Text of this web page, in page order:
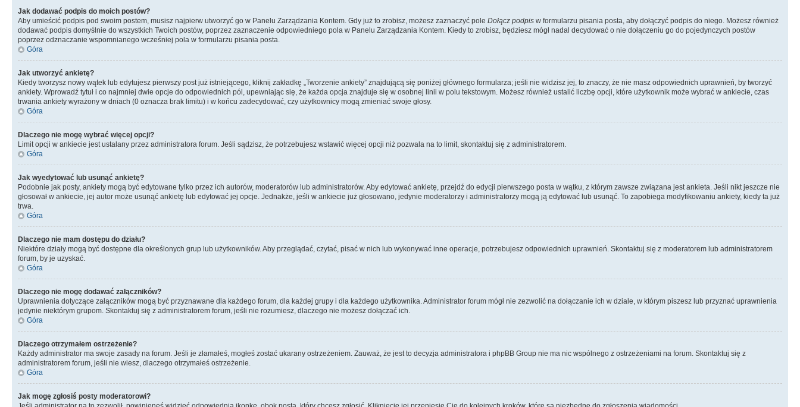
Jak dodawać podpis do moich postów?
Aby umieścić podpis pod swoim postem, musisz najpierw utworzyć go w Panelu Zarządzania Kontem. Gdy już to zrobisz, możesz zaznaczyć pole Dołącz podpis w formularzu pisania posta, aby dołączyć podpis do niego. Możesz również
dodawać podpis domyślnie do wszystkich Twoich postów, poprzez zaznaczenie odpowiedniego pola w Panelu Zarządzania Kontem. Kiedy to zrobisz, będziesz mógł nadal decydować o nie dołączeniu go do pojedynczych postów
poprzez odznaczanie wspomnianego wcześniej pola w formularzu pisania posta.
Góra
Jak utworzyć ankietę?
Kiedy tworzysz nowy wątek lub edytujesz pierwszy post już istniejącego, kliknij zakładkę „Tworzenie ankiety” znajdującą się poniżej głównego formularza; jeśli nie widzisz jej, to znaczy, że nie masz odpowiednich uprawnień, by tworzyć
ankiety. Wprowadź tytuł i co najmniej dwie opcje do odpowiednich pól, upewniając się, że każda opcja znajduje się w osobnej linii w polu tekstowym. Możesz również ustalić liczbę opcji, które użytkownik może wybrać w ankiecie, czas
trwania ankiety wyrażony w dniach (0 oznacza brak limitu) i w końcu zadecydować, czy użytkownicy mogą zmieniać swoje głosy.
Góra
Dlaczego nie mogę wybrać więcej opcji?
Limit opcji w ankiecie jest ustalany przez administratora forum. Jeśli sądzisz, że potrzebujesz wstawić więcej opcji niż pozwala na to limit, skontaktuj się z administratorem.
Góra
Jak wyedytować lub usunąć ankietę?
Podobnie jak posty, ankiety mogą być edytowane tylko przez ich autorów, moderatorów lub administratorów. Aby edytować ankietę, przejdź do edycji pierwszego posta w wątku, z którym zawsze związana jest ankieta. Jeśli nikt jeszcze nie
głosował w ankiecie, jej autor może usunąć ankietę lub edytować jej opcje. Jednakże, jeśli w ankiecie już głosowano, jedynie moderatorzy i administratorzy mogą ją edytować lub usunąć. To zapobiega modyfikowaniu ankiety, kiedy ta już
trwa.
Góra
Dlaczego nie mam dostępu do działu?
Niektóre działy mogą być dostępne dla określonych grup lub użytkowników. Aby przeglądać, czytać, pisać w nich lub wykonywać inne operacje, potrzebujesz odpowiednich uprawnień. Skontaktuj się z moderatorem lub administratorem
forum, by je uzyskać.
Góra
Dlaczego nie mogę dodawać załączników?
Uprawnienia dotyczące załączników mogą być przyznawane dla każdego forum, dla każdej grupy i dla każdego użytkownika. Administrator forum mógł nie zezwolić na dołączanie ich w dziale, w którym piszesz lub przyznać uprawnienia
jedynie niektórym grupom. Skontaktuj się z administratorem forum, jeśli nie rozumiesz, dlaczego nie możesz dołączać ich.
Góra
Dlaczego otrzymałem ostrzeżenie?
Każdy administrator ma swoje zasady na forum. Jeśli je złamałeś, mogłeś zostać ukarany ostrzeżeniem. Zauważ, że jest to decyzja administratora i phpBB Group nie ma nic wspólnego z ostrzeżeniami na forum. Skontaktuj się z
administratorem forum, jeśli nie wiesz, dlaczego otrzymałeś ostrzeżenie.
Góra
Jak mogę zgłosiś posty moderatorowi?